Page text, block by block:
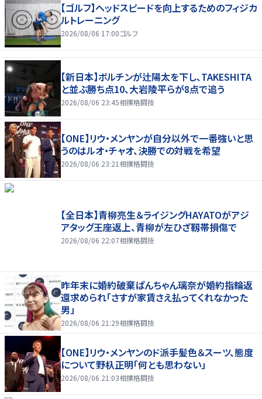
【ゴルフ】ヘッドスピードを向上するためのフィジカ
ルトレーニング
2026/08/06 17:00ゴルフ
【新日本】ボルチンが辻陽太を下し、TAKESHITA
と並ぶ勝ち点10、大岩陵平らが8点で追う
2026/08/06 23:45相撲格闘技
【ONE】リウ・メンヤンが自分以外で一番強いと思
うのはルオ・チャオ、決勝での対戦を希望
2026/08/06 23:21 相撲格闘技
【全日本】青柳亮生＆ライジングHAYATOがアジ
アタッグ王座返上、青柳が左ひざ靱帯損傷で
2026/08/06 22:07相撲格闘技
昨年末に婚約破棄ぱんちゃん璃奈が婚約指輪返
還求められ「さすが家賃さえ払ってくれなかった
男」
2026/08/06 21:29相撲格闘技
【ONE】リウ・メンヤンのド派手髪色＆スーツ、態度
について野杁正明「何とも思わない」
2026/08/06 21:03相撲格闘技